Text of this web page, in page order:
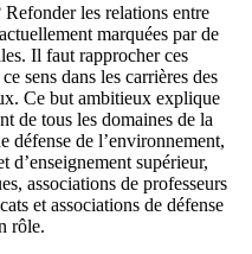
les relations entre
marquées par de
Il faut rapprocher ces
sens dans les carrières des
Ce but ambitieux explique
de tous les domaines de la
défense de l’environnement,
d’enseignement supérieur,
associations de professeurs
et associations de défense
rôle.